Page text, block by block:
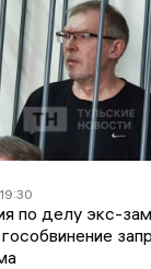
19:30
по делу экс-